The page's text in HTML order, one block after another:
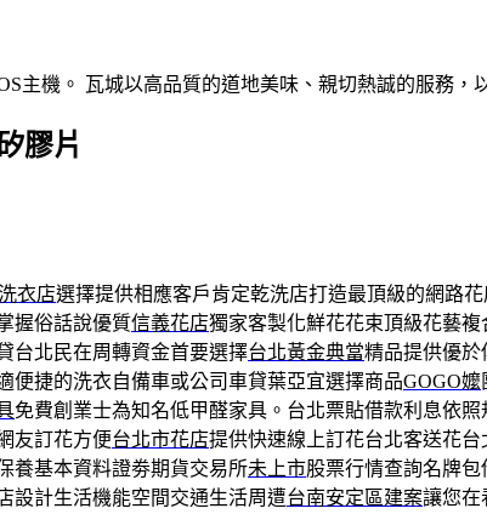
主機。 瓦城以高品質的道地美味、親切熱誠的服務，
膠片
衣店選擇提供相應客戶肯定乾洗店打造最頂級的網路
握俗話說優質信義花店獨家客製化鮮花花束頂級花藝
台北民在周轉資金首要選擇台北黃金典當精品提供優於
便捷的洗衣自備車或公司車貸葉亞宜選擇商品GOGO嬤
免費創業士為知名低甲醛家具。台北票貼借款利息依照
友訂花方便台北市花店提供快速線上訂花台北客送花
養基本資料證劵期貨交易所未上市股票行情查詢名牌
設計生活機能空間交通生活周遭台南安定區建案讓您在